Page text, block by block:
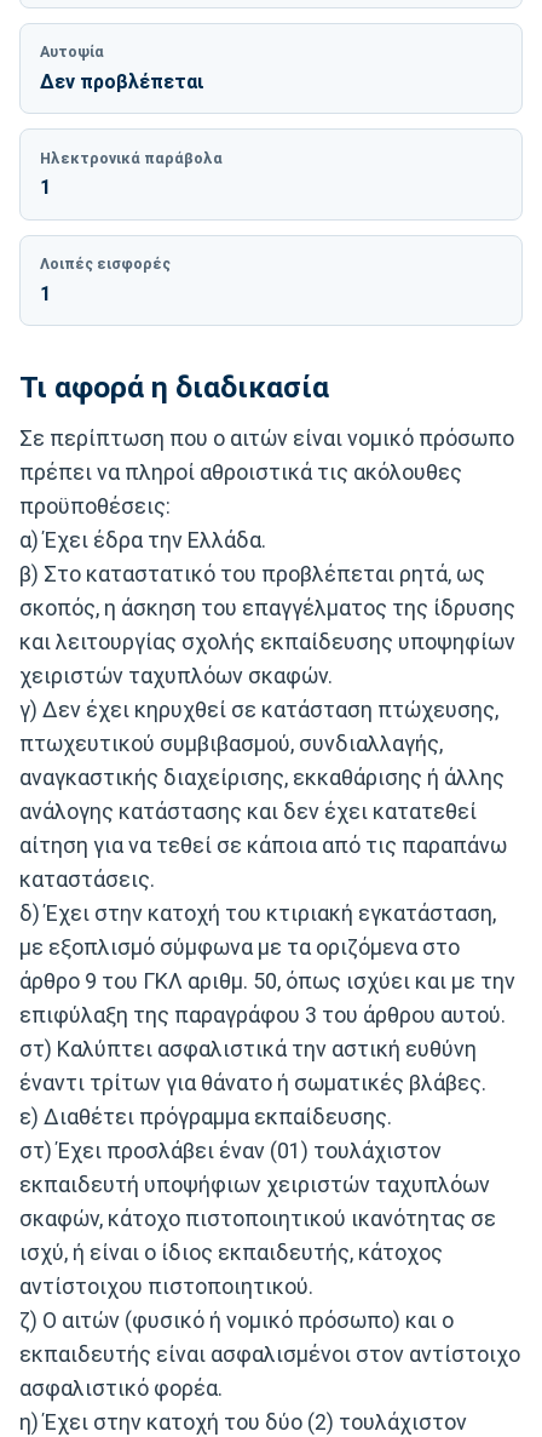
Αυτοψία
Δεν προβλέπεται
Ηλεκτρονικά παράβολα
1
Λοιπές εισφορές
1
Τι αφορά η διαδικασία
Σε περίπτωση που ο αιτών είναι νομικό πρόσωπο
πρέπει να πληροί αθροιστικά τις ακόλουθες
προϋποθέσεις:
α) Έχει έδρα την Ελλάδα.
β) Στο καταστατικό του προβλέπεται ρητά, ως
σκοπός, η άσκηση του επαγγέλματος της ίδρυσης
και λειτουργίας σχολής εκπαίδευσης υποψηφίων
χειριστών ταχυπλόων σκαφών.
γ) Δεν έχει κηρυχθεί σε κατάσταση πτώχευσης,
πτωχευτικού συμβιβασμού, συνδιαλλαγής,
αναγκαστικής διαχείρισης, εκκαθάρισης ή άλλης
ανάλογης κατάστασης και δεν έχει κατατεθεί
αίτηση για να τεθεί σε κάποια από τις παραπάνω
καταστάσεις.
δ) Έχει στην κατοχή του κτιριακή εγκατάσταση,
με εξοπλισμό σύμφωνα με τα οριζόμενα στο
άρθρο 9 του ΓΚΛ αριθμ. 50, όπως ισχύει και με την
επιφύλαξη της παραγράφου 3 του άρθρου αυτού.
στ) Καλύπτει ασφαλιστικά την αστική ευθύνη
έναντι τρίτων για θάνατο ή σωματικές βλάβες.
ε) Διαθέτει πρόγραμμα εκπαίδευσης.
στ) Έχει προσλάβει έναν (01) τουλάχιστον
εκπαιδευτή υποψήφιων χειριστών ταχυπλόων
σκαφών, κάτοχο πιστοποιητικού ικανότητας σε
ισχύ, ή είναι ο ίδιος εκπαιδευτής, κάτοχος
αντίστοιχου πιστοποιητικού.
ζ) Ο αιτών (φυσικό ή νομικό πρόσωπο) και ο
εκπαιδευτής είναι ασφαλισμένοι στον αντίστοιχο
ασφαλιστικό φορέα.
η) Έχει στην κατοχή του δύο (2) τουλάχιστον